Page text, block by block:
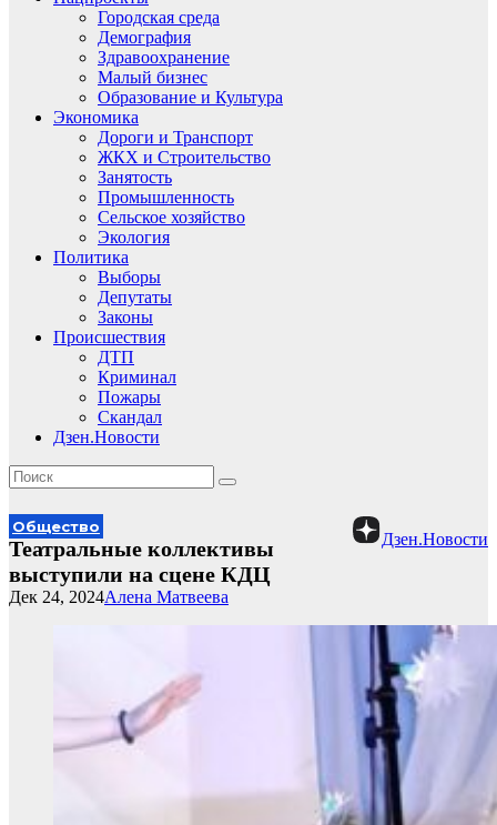
Городская среда
Демография
Здравоохранение
Малый бизнес
Образование и Культура
Экономика
Дороги и Транспорт
ЖКХ и Строительство
Занятость
Промышленность
Сельское хозяйство
Экология
Политика
Выборы
Депутаты
Законы
Происшествия
ДТП
Криминал
Пожары
Скандал
Дзен.Новости
Дзен.Новости
Общество
Театральные коллективы
выступили на сцене КДЦ
Алена Матвеева
Дек 24, 2024